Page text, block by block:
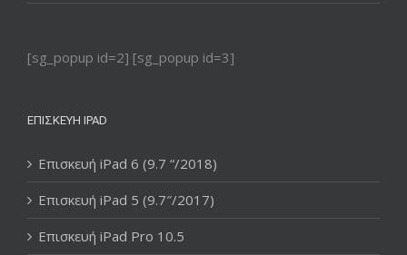
[sg_popup id=2] [sg_popup id=3]
ΕΠΙΣΚΕΥΉ IPAD
Επισκευή iPad 6 (9.7 “/2018)
Επισκευή iPad 5 (9.7″/2017)
Επισκευή iPad Pro 10.5